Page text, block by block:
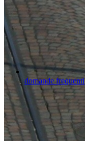
domande frequenti